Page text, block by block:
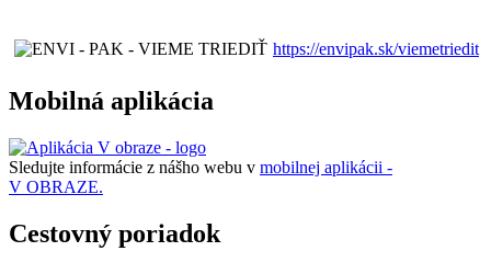
https://envipak.sk/viemetriedit
Mobilná aplikácia
Sledujte informácie z nášho webu v mobilnej aplikácii -
V OBRAZE.
Cestovný poriadok